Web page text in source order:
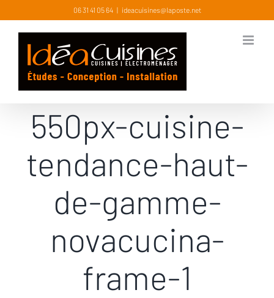
to
content
06 31 41 05 64 | ideacuisines@laposte.net
550px-cuisine-
tendance-haut-
de-gamme-
novacucina-
frame-1